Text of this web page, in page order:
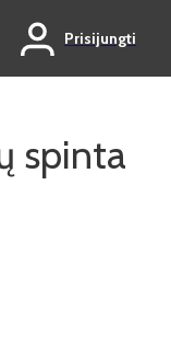
Prisijungti
spinta